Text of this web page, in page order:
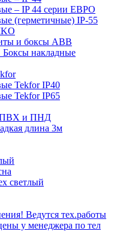
– IP 44 серии ЕВРО
(герметичные) IP-55
и боксы АВВ
накладные
Tekfor IP40
Tekfor IP65
ПВХ и ПНД
длина 3м
светлый
Ведутся тех.работы
у менеджера по тел